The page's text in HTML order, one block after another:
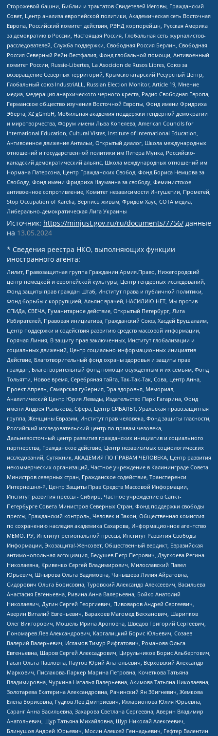
Сторожевой башни, Библии и трактатов Свидетелей Иеговы, Гражданский
Совет, Центр анализа европейской политики, Академическая сеть Восточная
Европа, Российский комитет действия, РЭНД корпорейшн, Русская Америка
за демократию в России, Настоящая Россия, Глобальная сеть журналистов-
расследователей, Служба поддержки, Свободная Россия Берлин, Свободная
Россия Северный Рейн-Вестфалия, Фонд глобальной помощи, Антивоенный
комитет России, Russie-Libertes, La Asocicion de Rusos Libres, Союз за
возвращение Северных территорий, Крымскотатарский Ресурсный Центр,
Глобальный союз IndustriALL, Russian Election Monitor, Article 19, Мнение
медиа, Федерация анархического черного креста, Радио Свободная Европа,
Германское общество изучения Восточной Европы, Фонд имени Фридриха
Эберта, XZ gGmbH, Мобильная академия поддержки гендерной демократии
и миротворчества, Форум имени Льва Копелева, American Councils for
International Education, Cultural Vistas, Institute of International Education,
Антивоенное движение Антальи, Открытый диалог, Школа международных
отношений и государственной политики им Питера Мунка, Российско-
канадский демократический альянс, Школа международных отношений им
Нормана Патерсона, Центр Гражданских Свобод, Фонд Бориса Немцова за
Свободу, Фонд имени Фридриха Науманна за свободу, Феминистское
антивоенное сопротивление, Комитет независимости Ингушетии, Прометей,
Stop Occupation of Karelia, Вернись живым, Фридом Хаус, СОТА медиа,
Либерально-демократическая Лига Украины
Источник: https://minjust.gov.ru/ru/documents/7756/ данные
на 13.05.2024
* Сведения реестра НКО, выполняющих функции
иностранного агента:
Лилит, Правозащитная группа Гражданин.Армия.Право, Нижегородский
центр немецкой и европейской культуры, Центр гендерных исследований,
Фонд защиты прав граждан Штаб, Институт права и публичной политики,
Фонд борьбы с коррупцией, Альянс врачей, НАСИЛИЮ.НЕТ, Мы против
СПИДа, СВЕЧА, Гуманитарное действие, Открытый Петербург, Лига
Избирателей, Правовая инициатива, Гражданский Союз, Хасдей Ерушалаим,
Центр поддержки и содействия развитию средств массовой информации,
Горячая Линия, В защиту прав заключенных, Институт глобализации и
социальных движений, Центр социально-информационных инициатив
Действие, Благотворительный фонд охраны здоровья и защиты прав
граждан, Благотворительный фонд помощи осужденным и их семьям, Фонд
Тольятти, Новое время, Серебряная тайга, Так-Так-Так, Сова, центр Анна,
Проект Апрель, Самарская губерния, Эра здоровья, Мемориал,
Аналитический Центр Юрия Левады, Издательство Парк Гагарина, Фонд
имени Андрея Рылькова, Сфера, Центр СИБАЛЬТ, Уральская правозащитная
группа, Женщины Евразии, Институт прав человека, Фонд защиты гласности,
Российский исследовательский центр по правам человека,
Дальневосточный центр развития гражданских инициатив и социального
партнерства, Гражданское действие, Центр независимых социологических
исследований, Сутяжник, АКАДЕМИЯ ПО ПРАВАМ ЧЕЛОВЕКА, Центр развития
некоммерческих организаций, Частное учреждение в Калининграде Совета
Министров северных стран, Гражданское содействие, Трансперенси
Интернешнл-Р, Центр Защиты Прав Средств Массовой Информации,
Институт развития прессы - Сибирь, Частное учреждение в Санкт-
Петербурге Совета Министров Северных Стран, Фонд поддержки свободы
прессы, Гражданский контроль, Человек и Закон, Общественная комиссия
по сохранению наследия академика Сахарова, Информационное агентство
МЕМО. РУ, Институт региональной прессы, Институт Развития Свободы
Информации, Экозащита!-Женсовет, Общественный вердикт, Евразийская
антимонопольная ассоциация, Бедушев Петр Петрович, Дзугкоева Регина
Николаевна, Кривенко Сергей Владимирович, Милославский Павел
Юрьевич, Шнырова Ольга Вадимовна, Чанышева Лилия Айратовна,
Сидорович Ольга Борисовна, Туровский Александр Алексеевич, Васильева
Анастасия Евгеньевна, Ривина Анна Валерьевна, Бойко Анатолий
Николаевич, Дугин Сергей Георгиевич, Пивоваров Андрей Сергеевич,
Аверин Виталий Евгеньевич, Барахоев Магомед Бекханович, Шарипков
Олег Викторович, Мошель Ирина Ароновна, Шведов Григорий Сергеевич,
Пономарев Лев Александрович, Каргалицкий Борис Юльевич, Созаев
Валерий Валерьевич, Исламов Тимур Рифгатович, Романова Ольга
Евгеньевна, Щаров Сергей Алексадрович, Цирульников Борис Альбертович,
Гасан Ольга Павловна, Паутов Юрий Анатольевич, Верховский Александр
Маркович, Пислакова-Паркер Марина Петровна, Кочеткова Татьяна
Владимировна, Чуркина Наталья Валерьевна, Акимова Татьяна Николаевна,
Золотарева Екатерина Александровна, Рачинский Ян Збигневич, Жемкова
Елена Борисовна, Гудков Лев Дмитриевич, Илларионова Юлия Юрьевна,
Саранг Анна Васильевна, Захарова Светлана Сергеевна, Аверин Владимир
Анатольевич, Щур Татьяна Михайловна, Щур Николай Алексеевич,
Блинушов Андрей Юрьевич, Мосин Алексей Геннадьевич, Гефтер Валентин